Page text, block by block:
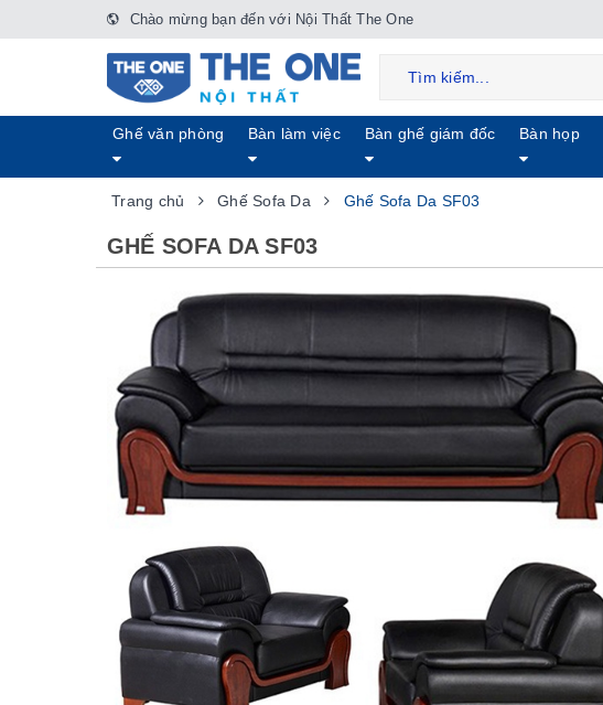
Chào mừng bạn đến với Nội Thất The One
Ghế văn phòng Bàn làm việc Bàn ghế giám đốc Bàn họp
Trang chủ Ghế Sofa Da Ghế Sofa Da SF03
GHẾ SOFA DA SF03